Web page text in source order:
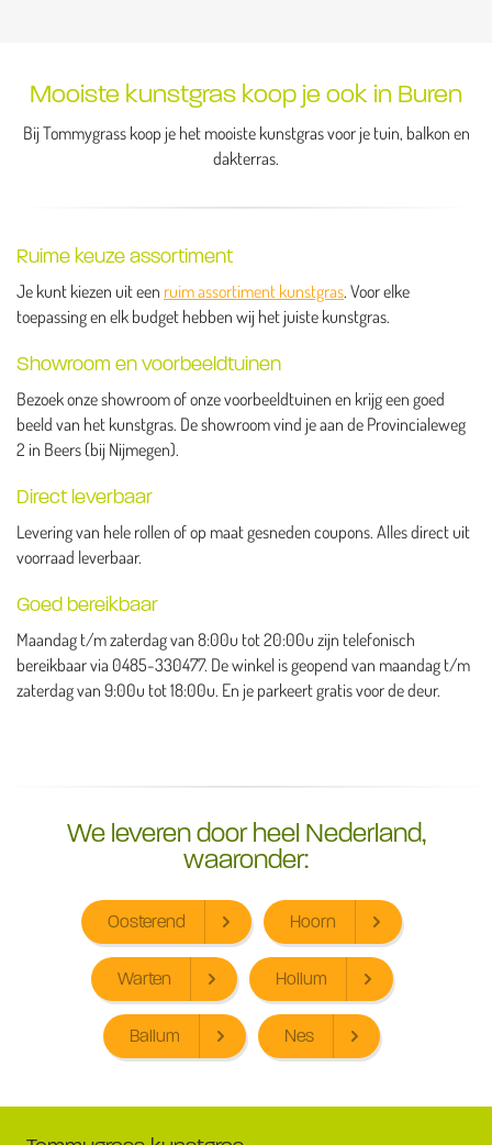
Mooiste kunstgras koop je ook in Buren
Bij Tommygrass koop je het mooiste kunstgras voor je tuin, balkon en
dakterras.
Ruime keuze assortiment
Je kunt kiezen uit een ruim assortiment kunstgras. Voor elke
toepassing en elk budget hebben wij het juiste kunstgras.
Showroom en voorbeeldtuinen
Bezoek onze showroom of onze voorbeeldtuinen en krijg een goed
beeld van het kunstgras. De showroom vind je aan de Provincialeweg
2 in Beers (bij Nijmegen).
Direct leverbaar
Levering van hele rollen of op maat gesneden coupons. Alles direct uit
voorraad leverbaar.
Goed bereikbaar
Maandag t/m zaterdag van 8:00u tot 20:00u zijn telefonisch
bereikbaar via 0485-330477. De winkel is geopend van maandag t/m
zaterdag van 9:00u tot 18:00u. En je parkeert gratis voor de deur.
We leveren door heel Nederland,
waaronder:
Oosterend Hoorn
Warten Hollum
Ballum Nes